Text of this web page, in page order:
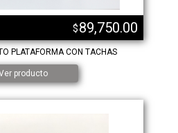
$89,750.00
PLATAFORMA CON TACHAS
producto